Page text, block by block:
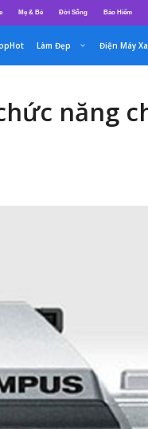
Mẹ & Bé Đời Sống Bảo Hiểm
Làm Đẹp Điện Máy
năng